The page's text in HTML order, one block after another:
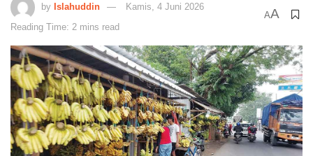
by Islahuddin
Kamis, 4 Juni 2026
Reading Time: 2 mins read
AA